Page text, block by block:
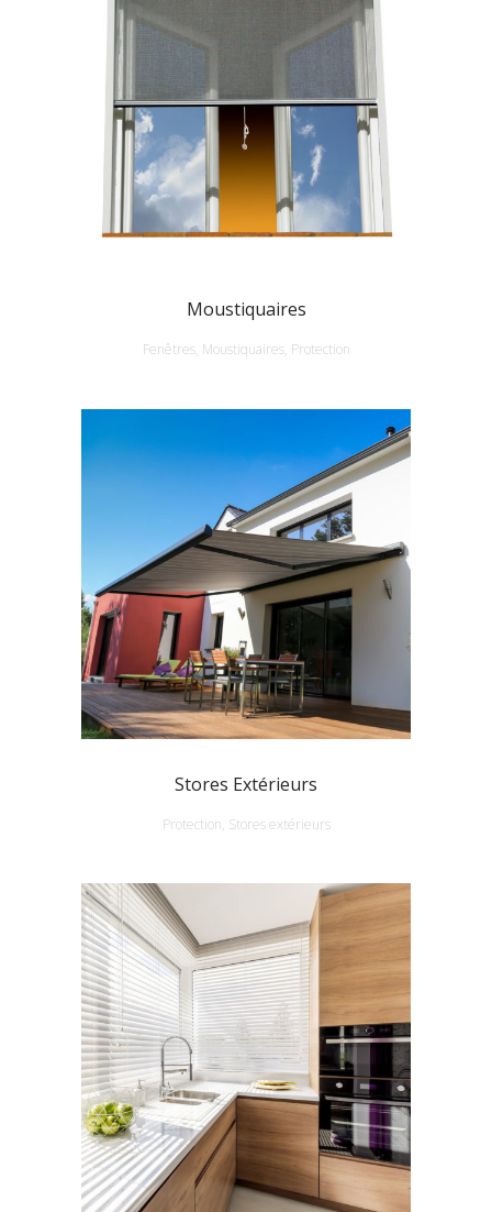
Moustiquaires
Fenêtres, Moustiquaires, Protection
Stores Extérieurs
Protection, Stores extérieurs